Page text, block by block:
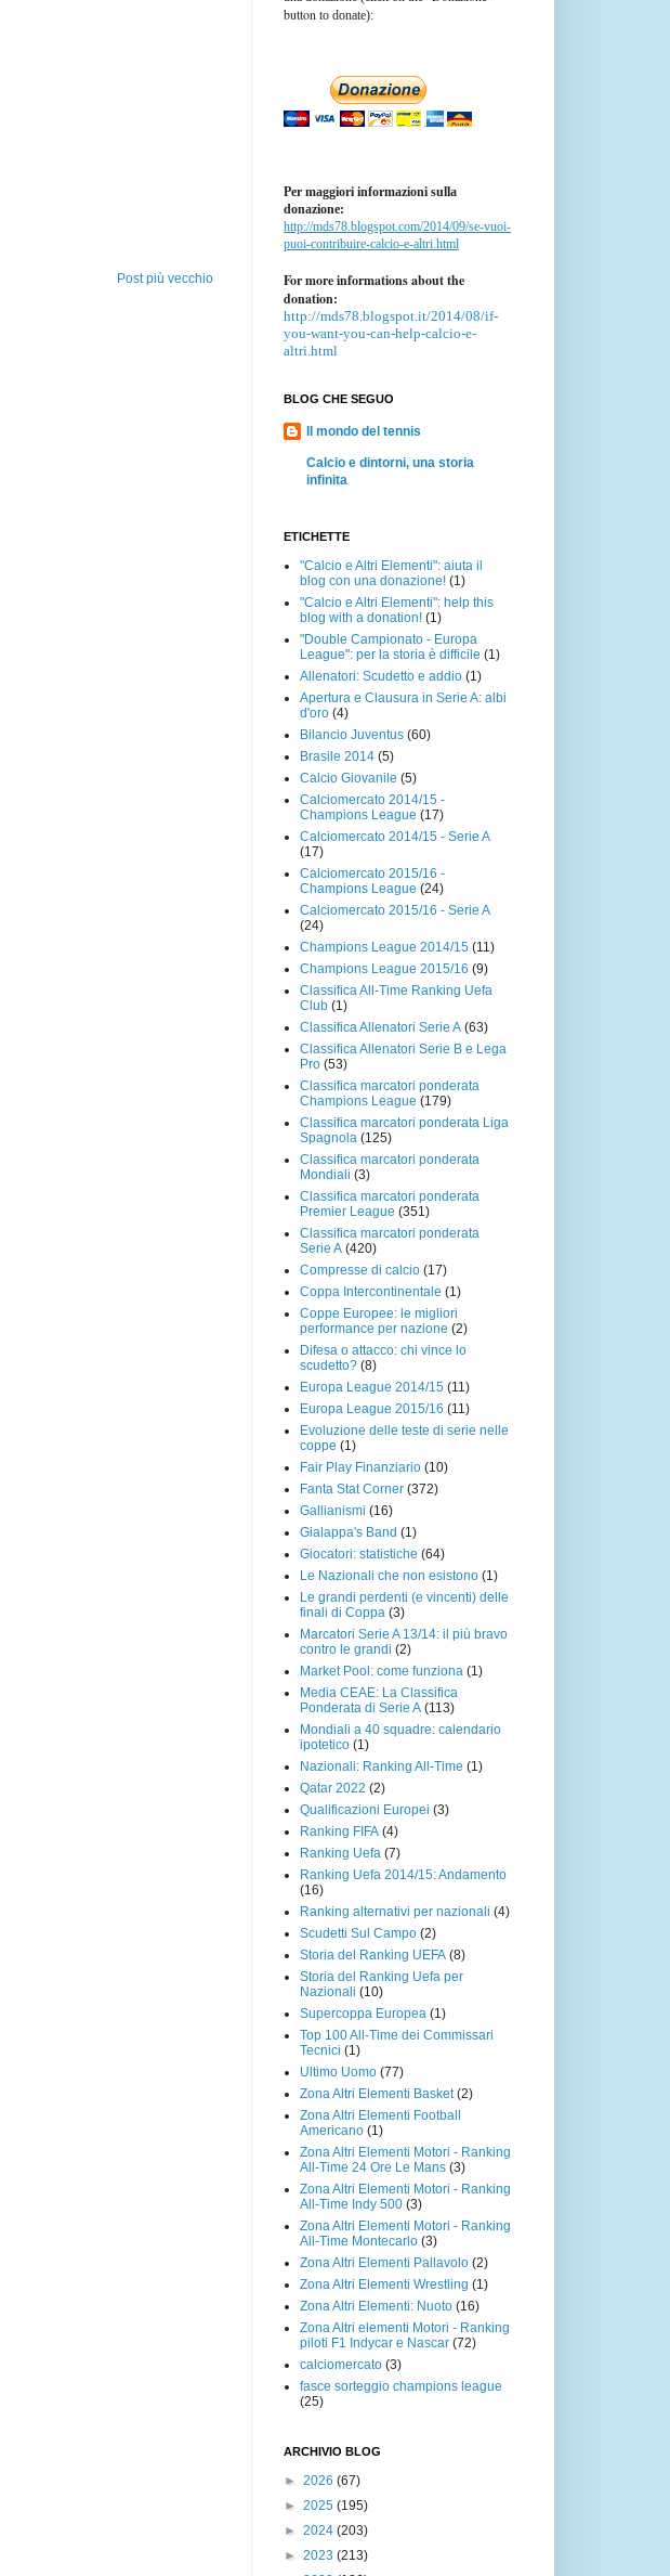
Post più vecchio
button to donate):
Per maggiori informazioni sulla
donazione:
http://mds78.blogspot.com/2014/09/se-vuoi-
puoi-contribuire-calcio-e-altri.html
For more informations about the
donation:
http://mds78.blogspot.it/2014/08/if-
you-want-you-can-help-calcio-e-
altri.html
BLOG CHE SEGUO
Il mondo del tennis
Calcio e dintorni, una storia
infinita
ETICHETTE
"Calcio e Altri Elementi": aiuta il
blog con una donazione! (1)
"Calcio e Altri Elementi": help this
blog with a donation! (1)
"Double Campionato - Europa
League": per la storia è difficile (1)
Allenatori: Scudetto e addio (1)
Apertura e Clausura in Serie A: albi
d'oro (4)
Bilancio Juventus (60)
Brasile 2014 (5)
Calcio Giovanile (5)
Calciomercato 2014/15 -
Champions League (17)
Calciomercato 2014/15 - Serie A
(17)
Calciomercato 2015/16 -
Champions League (24)
Calciomercato 2015/16 - Serie A
(24)
Champions League 2014/15 (11)
Champions League 2015/16 (9)
Classifica All-Time Ranking Uefa
Club (1)
Classifica Allenatori Serie A (63)
Classifica Allenatori Serie B e Lega
Pro (53)
Classifica marcatori ponderata
Champions League (179)
Classifica marcatori ponderata Liga
Spagnola (125)
Classifica marcatori ponderata
Mondiali (3)
Classifica marcatori ponderata
Premier League (351)
Classifica marcatori ponderata
Serie A (420)
Compresse di calcio (17)
Coppa Intercontinentale (1)
Coppe Europee: le migliori
performance per nazione (2)
Difesa o attacco: chi vince lo
scudetto? (8)
Europa League 2014/15 (11)
Europa League 2015/16 (11)
Evoluzione delle teste di serie nelle
coppe (1)
Fair Play Finanziario (10)
Fanta Stat Corner (372)
Gallianismi (16)
Gialappa's Band (1)
Giocatori: statistiche (64)
Le Nazionali che non esistono (1)
Le grandi perdenti (e vincenti) delle
finali di Coppa (3)
Marcatori Serie A 13/14: il più bravo
contro le grandi (2)
Market Pool: come funziona (1)
Media CEAE: La Classifica
Ponderata di Serie A (113)
Mondiali a 40 squadre: calendario
ipotetico (1)
Nazionali: Ranking All-Time (1)
Qatar 2022 (2)
Qualificazioni Europei (3)
Ranking FIFA (4)
Ranking Uefa (7)
Ranking Uefa 2014/15: Andamento
(16)
Ranking alternativi per nazionali (4)
Scudetti Sul Campo (2)
Storia del Ranking UEFA (8)
Storia del Ranking Uefa per
Nazionali (10)
Supercoppa Europea (1)
Top 100 All-Time dei Commissari
Tecnici (1)
Ultimo Uomo (77)
Zona Altri Elementi Basket (2)
Zona Altri Elementi Football
Americano (1)
Zona Altri Elementi Motori - Ranking
All-Time 24 Ore Le Mans (3)
Zona Altri Elementi Motori - Ranking
All-Time Indy 500 (3)
Zona Altri Elementi Motori - Ranking
All-Time Montecarlo (3)
Zona Altri Elementi Pallavolo (2)
Zona Altri Elementi Wrestling (1)
Zona Altri Elementi: Nuoto (16)
Zona Altri elementi Motori - Ranking
piloti F1 Indycar e Nascar (72)
calciomercato (3)
fasce sorteggio champions league
(25)
ARCHIVIO BLOG
► 2026 (67)
► 2025 (195)
► 2024 (203)
► 2023 (213)